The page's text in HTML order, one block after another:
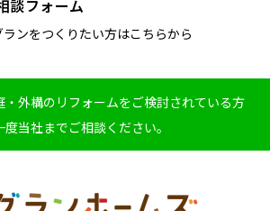
談フォーム
ランをつくりたい方はこちらから
外構のリフォームをご検討されている方
度当社までご相談ください。